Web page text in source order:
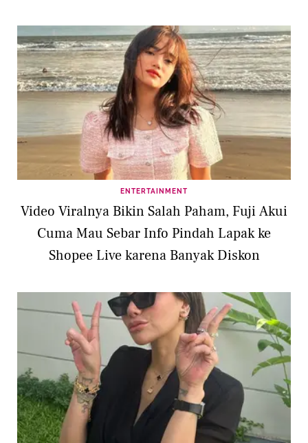
ENTERTAINMENT
Video Viralnya Bikin Salah Paham, Fuji Akui
Cuma Mau Sebar Info Pindah Lapak ke
Shopee Live karena Banyak Diskon